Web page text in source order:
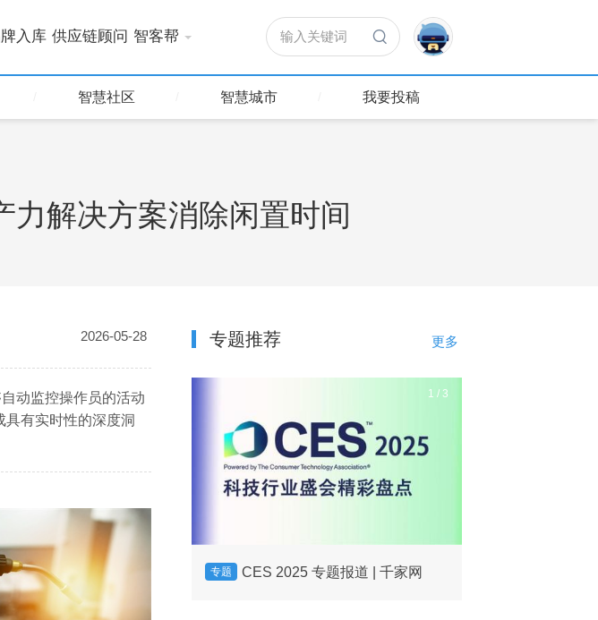
入库 供应链顾问 智客帮 输入关键词
智慧社区 智慧城市 我要投稿
力解决方案消除闲置时间
2026-05-28
动监控操作员的活动
具有实时性的深度洞
专题推荐 更多
业智能化技术应用与项目
专题 CES 2025 专题报道 | 千家网
1 / 3